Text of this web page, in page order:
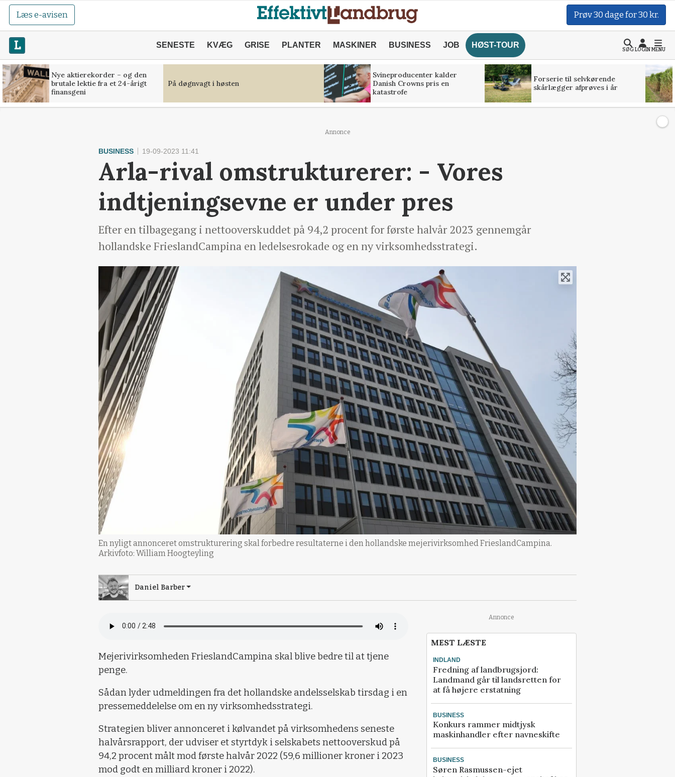
Læs e-avisen Prøv 30 dage for 30 kr.
SENESTE KVÆG GRISE PLANTER MASKINER BUSINESS JOB HØST-TOUR
SØGLOGINMENU
Nye aktierekorder – og den
brutale lektie fra et 24-årigt
finansgeni
På døgnvagt i høsten
Svineproducenter kalder
Danish Crowns pris en
katastrofe
Forserie til selvkørende
skårlægger afprøves i år
Annonce
BUSINESS 19-09-2023 11:41
Arla-rival omstrukturerer: - Vores
indtjeningsevne er under pres
Efter en tilbagegang i nettooverskuddet på 94,2 procent for første halvår 2023 gennemgår
hollandske FrieslandCampina en ledelsesrokade og en ny virksomhedsstrategi.
En nyligt annonceret omstrukturering skal forbedre resultaterne i den hollandske mejerivirksomhed FrieslandCampina.
Arkivfoto: William Hoogteyling
Daniel Barber
Mejerivirksomheden FrieslandCampina skal blive bedre til at tjene
penge.
Sådan lyder udmeldingen fra det hollandske andelsselskab tirsdag i en
pressemeddelelse om en ny virksomhedsstrategi.
Strategien bliver annonceret i kølvandet på virksomhedens seneste
halvårsrapport, der udviser et styrtdyk i selskabets nettooverskud på
94,2 procent målt mod første halvår 2022 (59,6 millioner kroner i 2023
mod godt en milliard kroner i 2022).
Annonce
MEST LÆSTE
INDLAND
Fredning af landbrugsjord:
Landmand går til landsretten for
at få højere erstatning
BUSINESS
Konkurs rammer midtjysk
maskinhandler efter navneskifte
BUSINESS
Søren Rasmussen-ejet